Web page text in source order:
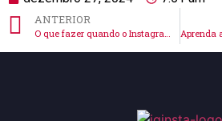
ANTERIOR